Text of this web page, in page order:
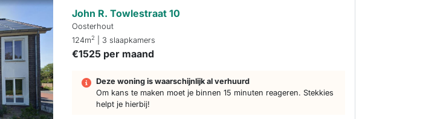
John R. Towlestraat 10
Oosterhout
124m2 | 3 slaapkamers
€1525 per maand
Deze woning is waarschijnlijk al verhuurd
Om kans te maken moet je binnen 15 minuten reageren. Stekkies
helpt je hierbij!